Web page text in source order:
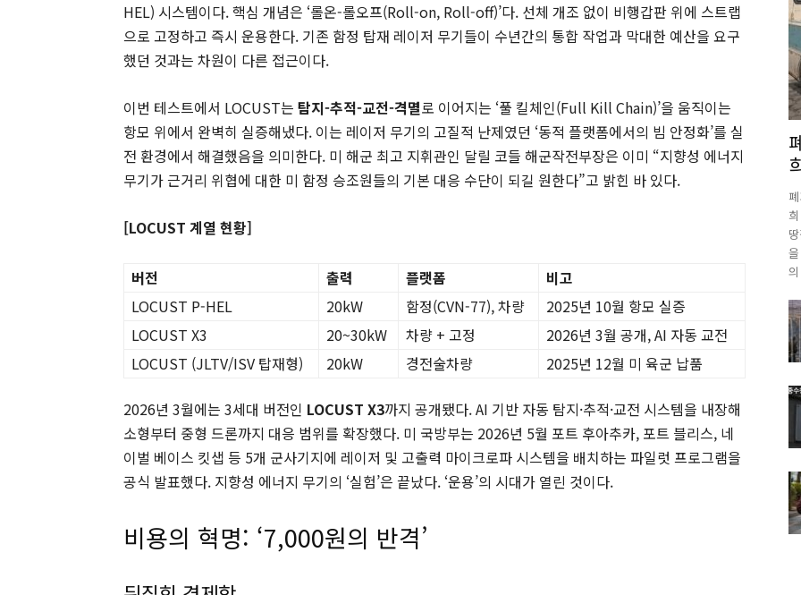
HEL) 시스템이다. 핵심 개념은 ‘롤온-롤오프(Roll-on, Roll-off)’다. 선체 개조 없이 비행갑판 위에 스트랩
으로 고정하고 즉시 운용한다. 기존 함정 탑재 레이저 무기들이 수년간의 통합 작업과 막대한 예산을 요구
했던 것과는 차원이 다른 접근이다.
이번 테스트에서 LOCUST는 탐지-추적-교전-격멸로 이어지는 ‘풀 킬체인(Full Kill Chain)’을 움직이는
항모 위에서 완벽히 실증해냈다. 이는 레이저 무기의 고질적 난제였던 ‘동적 플랫폼에서의 빔 안정화’를 실
전 환경에서 해결했음을 의미한다. 미 해군 최고 지휘관인 달릴 코들 해군작전부장은 이미 “지향성 에너지
무기가 근거리 위협에 대한 미 함정 승조원들의 기본 대응 수단이 되길 원한다”고 밝힌 바 있다.
[LOCUST 계열 현황]
버전 출력 플랫폼
비고
LOCUST P-HEL
20kW 함정(CVN-77), 차량
2025년 10월 항모 실증
LOCUST X3
20~30kW 차량 + 고정
2026년 3월 공개, AI 자동 교전
LOCUST (JLTV/ISV 탑재형)
20kW 경전술차량 2025년 12월 미 육군 납품
2026년 3월에는 3세대 버전인 LOCUST X3까지 공개됐다. AI 기반 자동 탐지·추적·교전 시스템을 내장해
소형부터 중형 드론까지 대응 범위를 확장했다. 미 국방부는 2026년 5월 포트 후아추카, 포트 블리스, 네
이벌 베이스 킷샙 등 5개 군사기지에 레이저 및 고출력 마이크로파 시스템을 배치하는 파일럿 프로그램을
공식 발표했다. 지향성 에너지 무기의 ‘실험’은 끝났다. ‘운용’의 시대가 열린 것이다.
비용의 혁명: ‘7,000원의 반격’